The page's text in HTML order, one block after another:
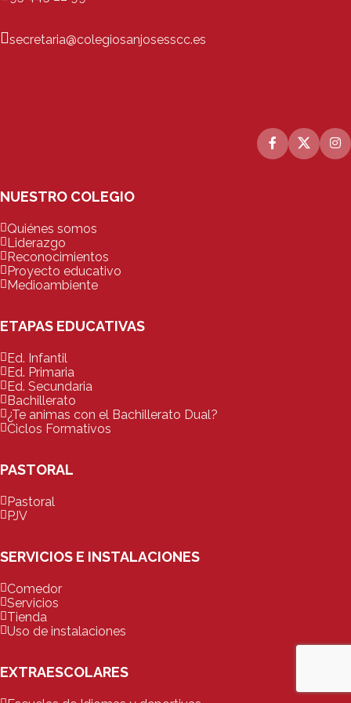
secretaria@colegiosanjosesscc.es
NUESTRO COLEGIO
Quiénes somos
Liderazgo
Reconocimientos
Proyecto educativo
Medioambiente
ETAPAS EDUCATIVAS
Ed. Infantil
Ed. Primaria
Ed. Secundaria
Bachillerato
¿Te animas con el Bachillerato Dual?
Ciclos Formativos
PASTORAL
Pastoral
PJV
SERVICIOS E INSTALACIONES
Comedor
Servicios
Tienda
Uso de instalaciones
EXTRAESCOLARES